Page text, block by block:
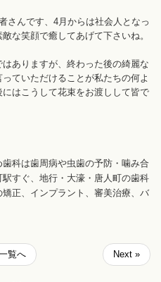
さんです、4月からは社会人となっ
な笑顔で癒してあげて下さいね。
ありますが、終わった後の綺麗な
ていただけることが私たちの何よ
はこうして花束をお渡しして皆で
科は歯周病や虫歯の予防・噛み合
すぐ、地行・大濠・唐人町の歯科
正、インプラント、審美治療、バ
覧へ Next »